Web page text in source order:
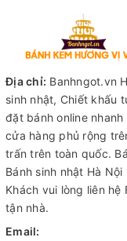
Địa chỉ: Banhngot.vn
sinh nhật, Chiết khấu
đặt bánh online
cửa hàng phủ rộng
trấn trên toàn quốc.
Bánh sinh nhật Hà Nội
Khách vui lòng liên
tận nhà.
Email: